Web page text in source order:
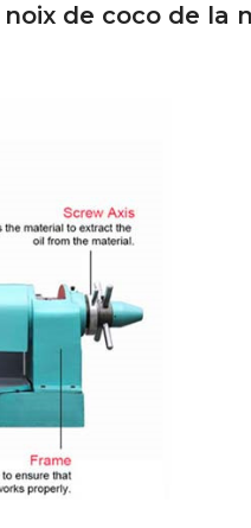
de coco de la